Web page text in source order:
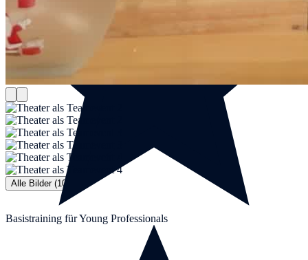
Alle Bilder (10)
Basistraining für Young Professionals